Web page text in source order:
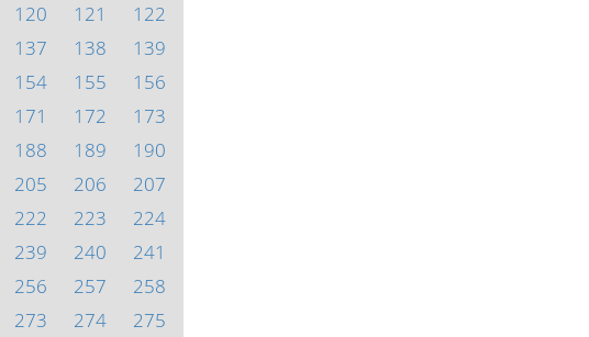
120 121
122
137 138
139
154 155
156
171 172
173
188 189
190
205 206
207
222 223
224
239 240
241
256 257
258
273 274 275